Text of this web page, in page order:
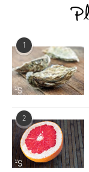
2